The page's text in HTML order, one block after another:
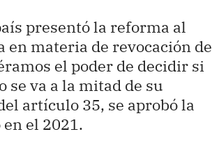
presentó la reforma al
materia de revocación de
el poder de decidir si
se va a la mitad de su
artículo 35, se aprobó la
el 2021.